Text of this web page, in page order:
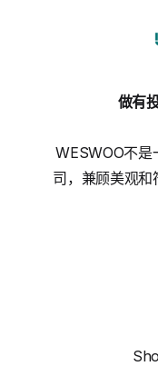
做有
WESWOO不
司，兼顾美观